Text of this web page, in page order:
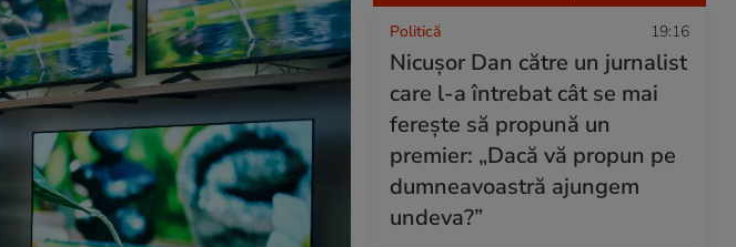
Politică 19:16
Nicușor Dan către un jurnalist
care l-a întrebat cât se mai
ferește să propună un
premier: „Dacă vă propun pe
dumneavoastră ajungem
undeva?”